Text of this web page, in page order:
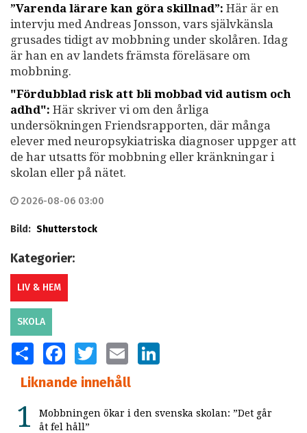
”Varenda lärare kan göra skillnad”: Här är en
intervju med Andreas Jonsson, vars självkänsla
grusades tidigt av mobbning under skolåren. Idag
är han en av landets främsta föreläsare om
mobbning.
"Fördubblad risk att bli mobbad vid autism och
adhd": Här skriver vi om den årliga
undersökningen Friendsrapporten, där många
elever med neuropsykiatriska diagnoser uppger att
de har utsatts för mobbning eller kränkningar i
skolan eller på nätet.
2026-08-06 03:00
Bild: Shutterstock
Kategorier:
LIV & HEM
SKOLA
SHARE FACEBOOKTWITTER EMAIL
Liknande innehåll
Mobbningen ökar i den svenska skolan: ”Det går
åt fel håll”